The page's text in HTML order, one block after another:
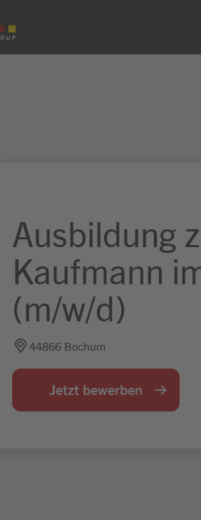
Ausbildung
Kaufmann
(m/w/d)
44866 Bochum
Jetzt bewerben